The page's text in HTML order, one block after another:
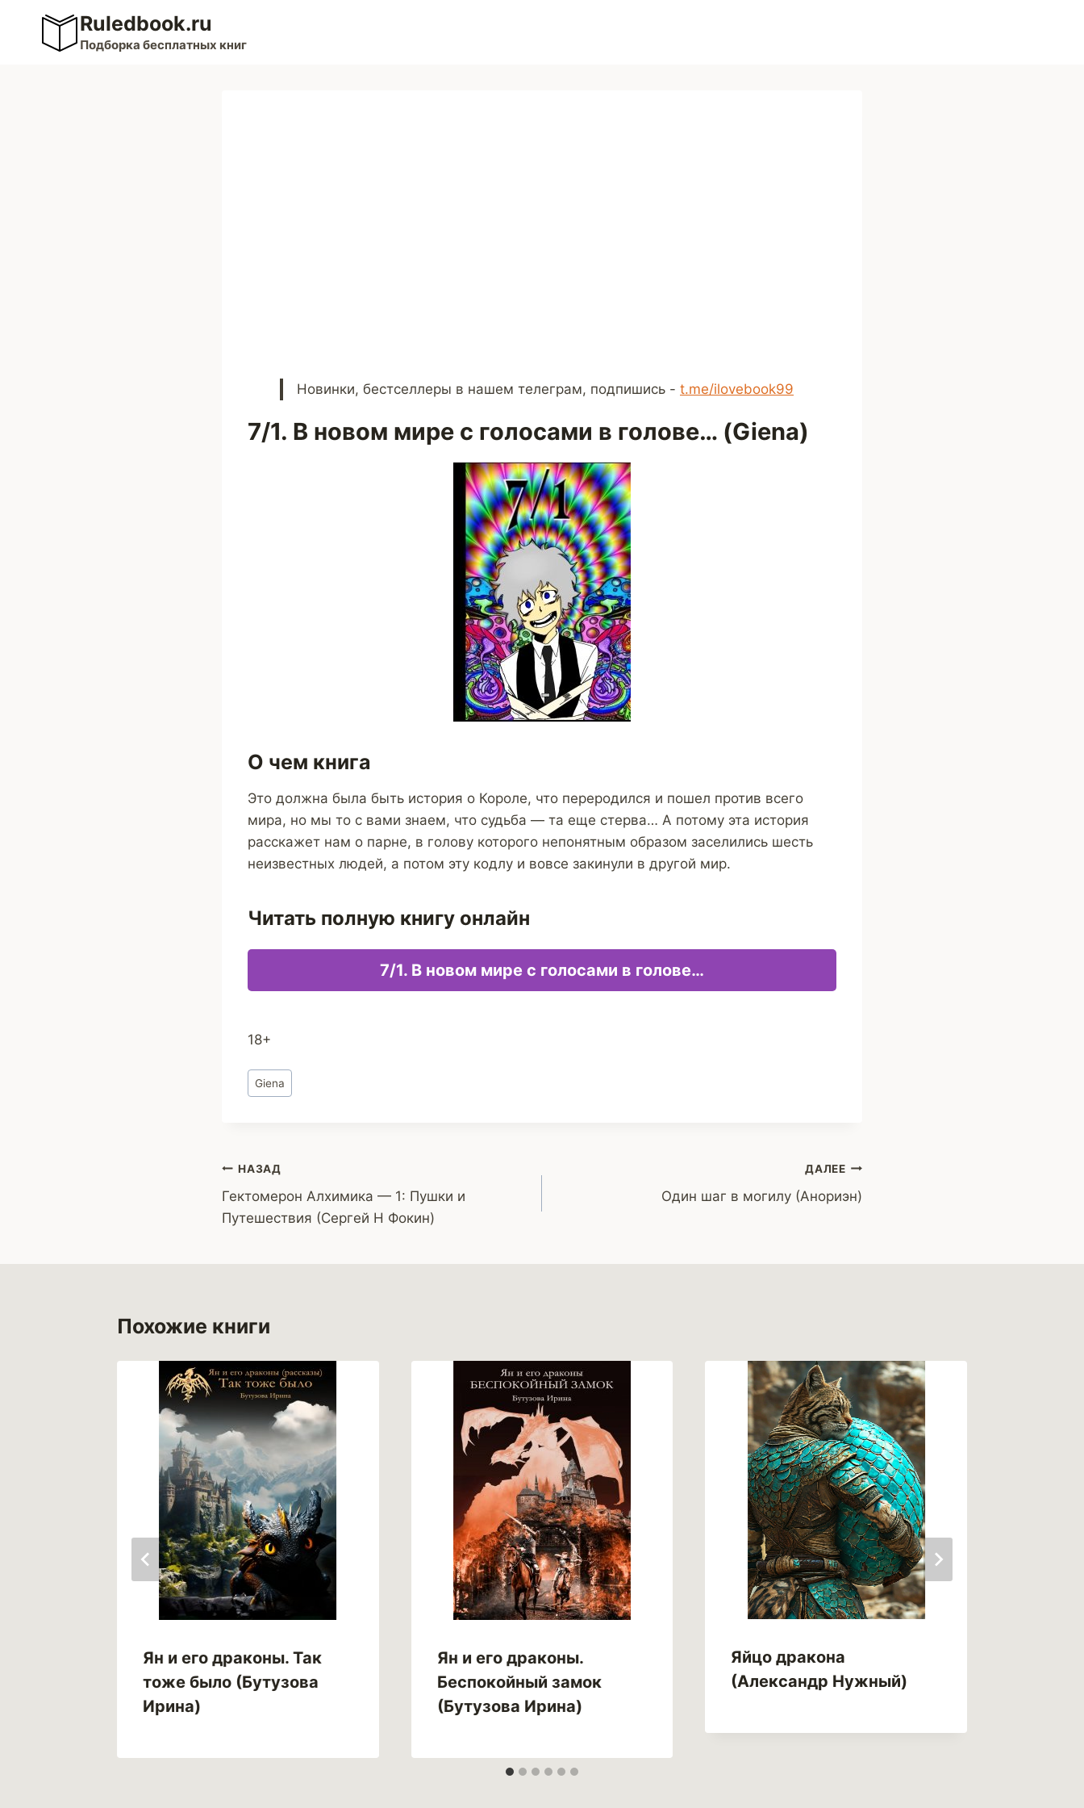
Перейти
содержимому
Ruledbook.ru
Подборка бесплатных книг
Новинки, бестселлеры в нашем телеграм, подпишись - t.me/ilovebook99
7/1. В новом мире с голосами в голове… (Giena)
О чем книга
Это должна была быть история о Короле, что переродился и пошел против всего
мира, но мы то с вами знаем, что судьба — та еще стерва… А потому эта история
расскажет нам о парне, в голову которого непонятным образом заселились шесть
неизвестных людей, а потом эту кодлу и вовсе закинули в другой мир.
Читать полную книгу онлайн
7/1. В новом мире с голосами в голове…
18+
Метки
записи:
Giena
Навигация
по
записям
НАЗАД
Гектомерон Алхимика — 1: Пушки и
Путешествия (Сергей Н Фокин)
ДАЛЕЕ
Один шаг в могилу (Анориэн)
Похожие книги
Ян и его драконы. Так
тоже было (Бутузова
Ирина)
Ян и его драконы.
Беспокойный замок
(Бутузова Ирина)
Яйцо дракона
(Александр Нужный)